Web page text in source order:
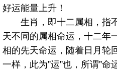
好运能量上升！
生肖，即十二属相，指
天不同的属相命运，十二年
相的先天命运，随着日月轮
一样，此为"运"也，所谓"命